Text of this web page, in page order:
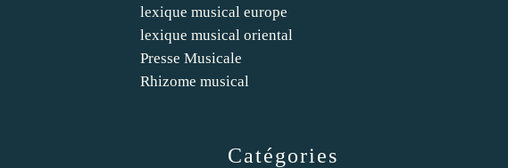
Catégories
lexique musical europe
lexique musical oriental
Presse Musicale
Rhizome musical